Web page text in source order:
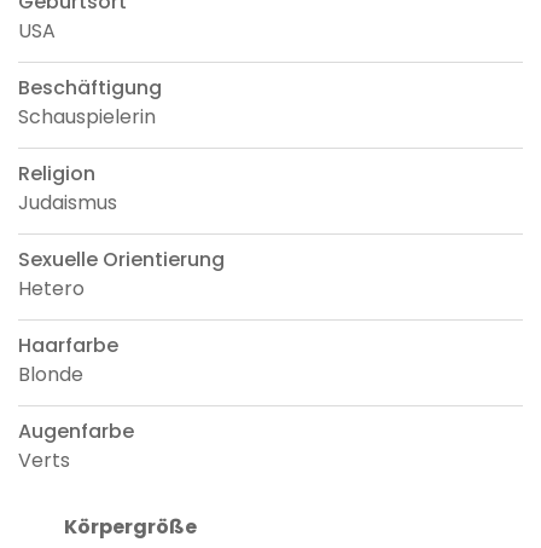
USA
Beschäftigung
Schauspielerin
Religion
Judaismus
Sexuelle Orientierung
Hetero
Haarfarbe
Blonde
Augenfarbe
Verts
Körpergröße